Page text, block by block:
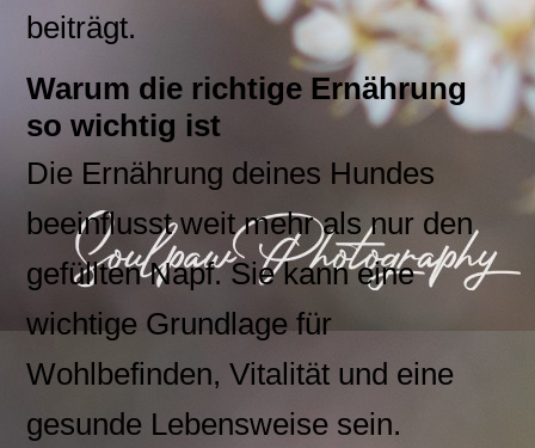
beiträgt.
Warum die richtige Ernährung
so wichtig ist
Die Ernährung deines Hundes
beeinflusst weit mehr als nur den
gefüllten Napf. Sie kann eine
wichtige Grundlage für
Wohlbefinden, Vitalität und eine
gesunde Lebensweise sein.